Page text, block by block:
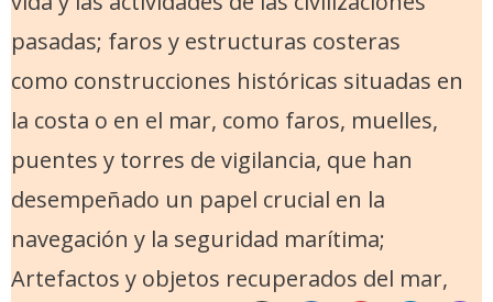
pasadas; faros y estructuras costeras
como construcciones históricas situadas en
la costa o en el mar, como faros, muelles,
puentes y torres de vigilancia, que han
desempeñado un papel crucial en la
navegación y la seguridad marítima;
Artefactos y objetos recuperados del mar,